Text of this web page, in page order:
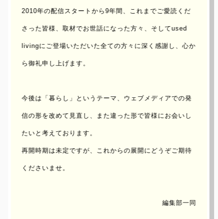
2010年の配信スタートから9年間、これまでご愛読くだ
さった皆様、取材でお世話になった方々、 そしてused
livingにご登場いただいた全ての方々に深く感謝し、心か
ら御礼申し上げます。
今後は「暮らし」というテーマ、ウェブメディアでの発
信の形を改めて見直し、 また違った形で皆様にお会いし
たいと考えております。
再開時期は未定ですが、これからの展開にどうぞご期待
くださいませ。
編集部一同
BBQ NIGHT & LOVE 90’s
るKNOW HAIR STUDIO(旧：THE SALON)にて「BBQ
NIGHT & LOVE 90’s」と銘打ったイベントが開催される。
ト、カルチャー、ファッションなどのタイムリーかつグロ
とイベントを開催予定のKNOW HAIR STUDIO。